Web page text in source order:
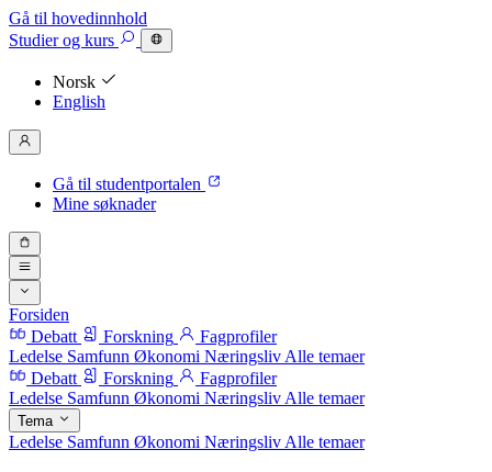
Gå til hovedinnhold
Studierog kurs
Norsk
English
Gå til studentportalen
Mine søknader
Forsiden
Debatt
Forskning
Fagprofiler
Ledelse Samfunn Økonomi Næringsliv Alle temaer
Debatt
Forskning
Fagprofiler
Ledelse Samfunn Økonomi Næringsliv Alle temaer
Tema
Ledelse Samfunn Økonomi Næringsliv Alle temaer